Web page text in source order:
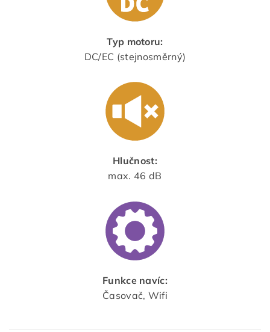
Typ motoru:
DC/EC (stejnosměrný)
Hlučnost:
max. 46 dB
Funkce navíc:
Časovač, Wifi